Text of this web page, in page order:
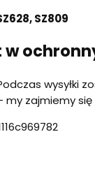
SZ809
w
wysyłki
my zajmiemy